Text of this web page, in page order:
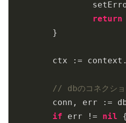
return
// dbのコネクショ
if err != nil {